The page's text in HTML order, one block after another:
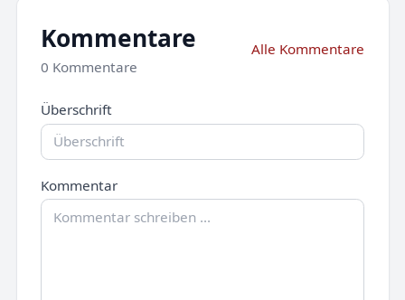
Kommentare
0 Kommentare
Alle Kommentare
Überschrift
Kommentar